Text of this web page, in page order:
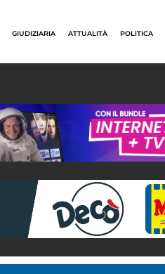
GIUDIZIARIA ATTUALITÀ POLITICA